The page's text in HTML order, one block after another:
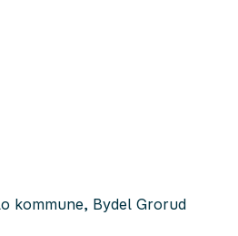
kommune, Bydel Grorud